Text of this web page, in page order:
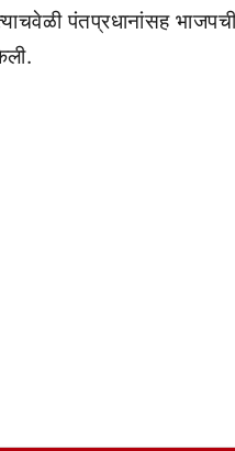
पंतप्रधानांसह